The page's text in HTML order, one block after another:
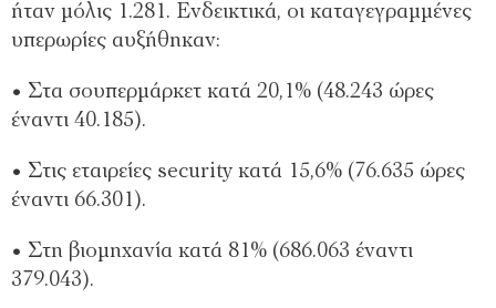
ήταν μόλις 1.281. Ενδεικτικά, οι καταγεγραμμένες
υπερωρίες αυξήθηκαν:
• ⁠Στα σουπερμάρκετ κατά 20,1% (48.243 ώρες
έναντι 40.185).
• ⁠Στις εταιρείες security κατά 15,6% (76.635 ώρες
έναντι 66.301).
• ⁠Στη βιομηχανία κατά 81% (686.063 έναντι
379.043).